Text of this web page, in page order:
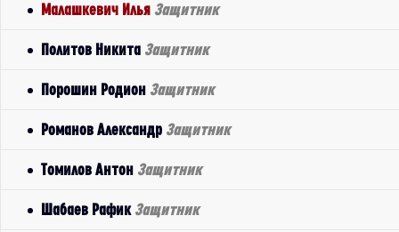
Малашкевич Илья Защитник
Политов Никита Защитник
Порошин Родион Защитник
Романов Александр Защитник
Томилов Антон Защитник
Шабаев Рафик Защитник